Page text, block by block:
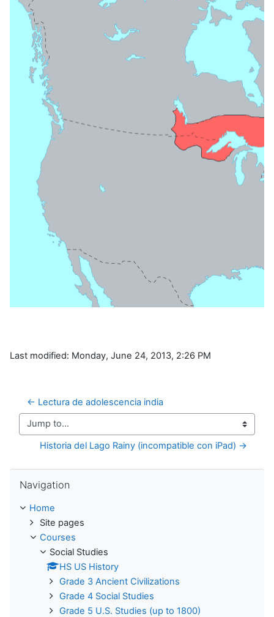
Last modified: Monday, June 24, 2013, 2:26 PM
← Lectura de adolescencia india
Jump to...
Historia del Lago Rainy (incompatible con iPad) →
Navigation
Home
Site pages
Courses
Social Studies
HS US History
Grade 3 Ancient Civilizations
Grade 4 Social Studies
Grade 5 U.S. Studies (up to 1800)